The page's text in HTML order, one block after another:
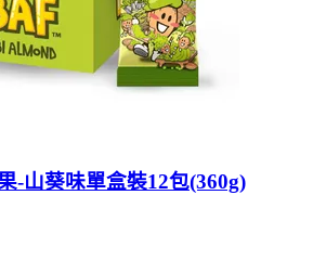
-山葵味單盒裝12包(360g)